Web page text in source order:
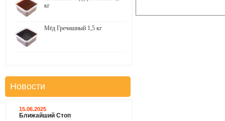
кг
Мёд Гречишный 1,5 кг
Новости
15.06.2025
Ближайший Стоп